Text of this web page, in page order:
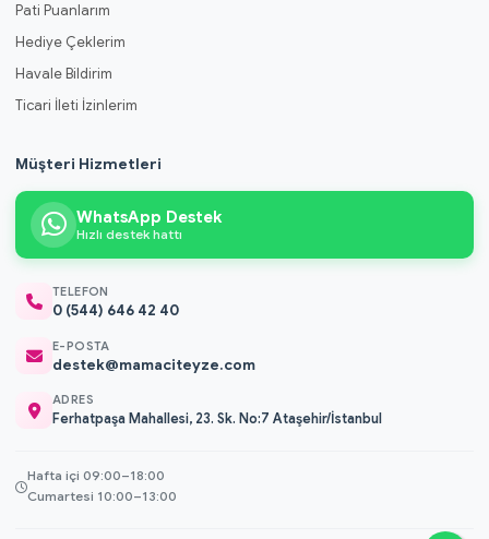
Pati Puanlarım
Hediye Çeklerim
Havale Bildirim
Ticari İleti İzinlerim
Müşteri Hizmetleri
WhatsApp Destek
Hızlı destek hattı
TELEFON
0 (544) 646 42 40
E-POSTA
destek@mamaciteyze.com
ADRES
Ferhatpaşa Mahallesi, 23. Sk. No:7 Ataşehir/İstanbul
Hafta içi 09:00–18:00
Cumartesi 10:00–13:00